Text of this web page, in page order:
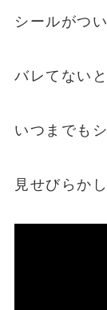
シールがつ
バレてない
いつまでも
見せびらか